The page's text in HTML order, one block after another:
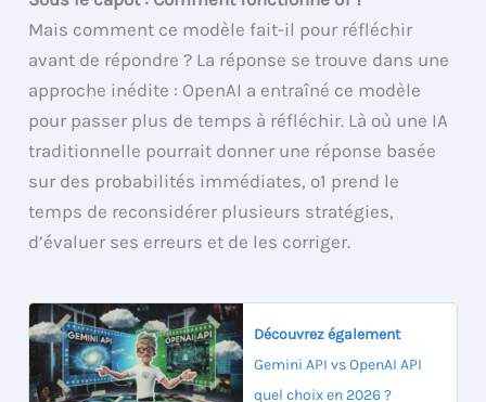
Mais comment ce modèle fait-il pour réfléchir
avant de répondre ? La réponse se trouve dans une
approche inédite : OpenAI a entraîné ce modèle
pour passer plus de temps à réfléchir. Là où une IA
traditionnelle pourrait donner une réponse basée
sur des probabilités immédiates, o1 prend le
temps de reconsidérer plusieurs stratégies,
d’évaluer ses erreurs et de les corriger.
Découvrez également
Gemini API vs OpenAI API
quel choix en 2026 ?